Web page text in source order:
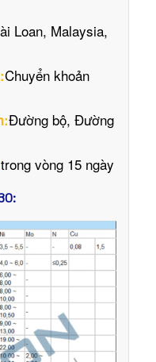
Loan, Malaysia,
Chuyển khoản
Đường bộ, Đường
trong vòng 15 ngày